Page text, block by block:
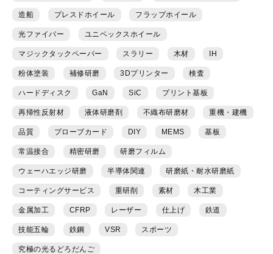
造船 プレスドホイール フラップホイール
光ファイバー ユニベックスホイール
マジックタックペーパー スラリー 木材 IH
粉体塗装 補修研磨 3Dプリンター 検査
ハードディスク GaN SiC プリント基板
再帰性反射材 液体研磨剤 不織布研磨材 重機・建機
品質 プローブカード DIY MEMS 基板
常温接合 精密研磨 研磨フィルム
ウェーハエッジ研磨 半導体関連 研磨紙・耐水研磨紙
コーティングサービス 重研削 素材 木工業
金属加工 CFRP レーザー 仕上げ 鉄道
技能五輪 鉄鋼 VSR スポーツ
究極の光るどろだんご